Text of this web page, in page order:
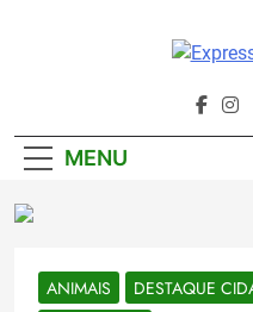
MENU
ANIMAIS DESTAQUE